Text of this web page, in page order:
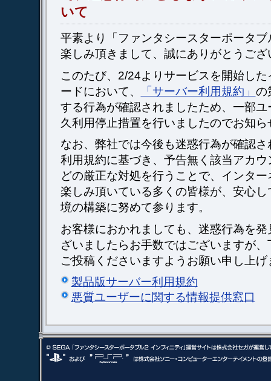
いて
平素より「ファンタシースターポータ
楽しみ頂きまして、誠にありがとうござ
このたび、2/24よりサービスを開始し
ードにおいて、
「サーバー利用規約」
する行為が確認されましたため、一部
久利用停止措置を行いましたのでお知
なお、弊社では今後も迷惑行為が確認
利用規約に基づき、予告無く該当アカ
どの厳正な対処を行うことで、インタ
楽しみ頂いている多くの皆様が、安心
境の構築に努めて参ります。
お客様におかれましても、迷惑行為を
ざいましたらお手数ではございますが
ご投稿くださいますようお願い申し上げ
製品版サーバー利用規約
悪質ユーザーに関する情報提供窓口